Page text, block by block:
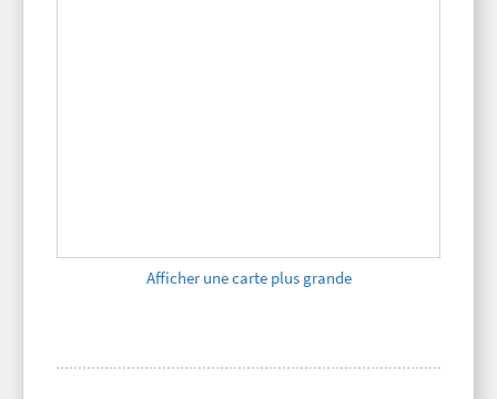
Afficher une carte plus grande